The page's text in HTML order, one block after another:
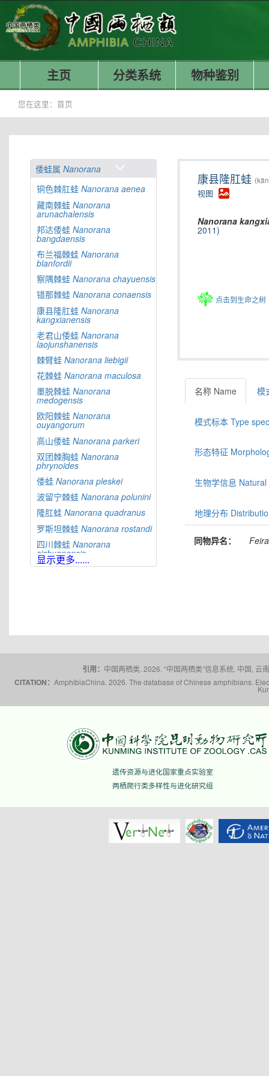
主页 分类系统 物种鉴别
您在这里： 首页
倭蛙属 Nanorana
铜色棘肛蛙 Nanorana aenea
藏南棘蛙 Nanorana
arunachalensis
邦达倭蛙 Nanorana
bangdaensis
布兰福棘蛙 Nanorana
blanfordii
察隅棘蛙 Nanorana chayuensis
错那棘蛙 Nanorana conaensis
康县隆肛蛙 Nanorana
kangxianensis
老君山倭蛙 Nanorana
laojunshanensis
棘臂蛙 Nanorana liebigii
花棘蛙 Nanorana maculosa
墨脱棘蛙 Nanorana
medogensis
欧阳棘蛙 Nanorana
ouyangorum
高山倭蛙 Nanorana parkeri
双团棘胸蛙 Nanorana
phrynoides
倭蛙 Nanorana pleskei
波留宁棘蛙 Nanorana polunini
隆肛蛙 Nanorana quadranus
罗斯坦棘蛙 Nanorana rostandi
四川棘蛙 Nanorana
sichuanensis
太行隆肛蛙Nanorana
文山棘蛙Nanorana
Nanorana
yunnanensis
显示更多......
康县隆肛蛙
视图
Nanorana
2011)
点击到生命之树
名称 Name 模
模式标本 Type
形态特征
生物学信息
地理分布
同物异名：
引用： 中国两栖类. 2026. “中国两栖类”信息系统. 中国,
CITATION： AmphibiaChina. 2026. The database of Chinese amphibians.
遗传资源与进化国家重点实验室
两栖爬行类多样性与进化研究组